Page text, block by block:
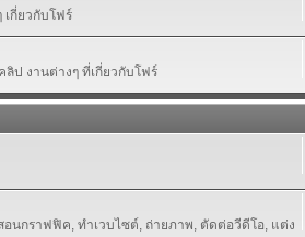
เกี่ยวกับโฟร์
ป งานต่างๆ ที่เกี่ยวกับโฟร์
นกราฟฟิค, ทำเวบไซต์, ถ่ายภาพ, ตัดต่อวีดีโอ, แต่ง